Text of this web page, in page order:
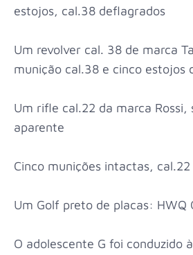
estojos, cal.38 deflagrados
Um revolver cal. 38 de marca
munição cal.38 e cinco estojos
Um rifle cal.22 da marca Rossi,
aparente
Cinco munições intactas, cal.22
Um Golf preto de placas: HWQ
O adolescente G foi conduzido